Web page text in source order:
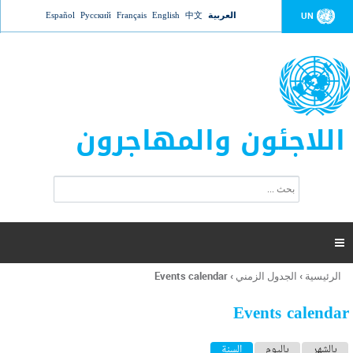
Jump to navigation UN العربية 中文
English
Français
Русский
Español
اللاجئون والمهاجرون
ت
ر
ل
ح
ب

أنت
هنا
الرئيسية › الجدول الزمني ›
Events calendar
Events calendar